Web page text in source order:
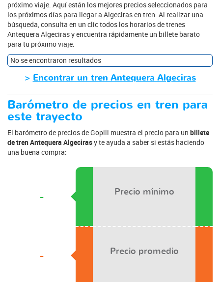
próximo viaje. Aquí están los mejores precios seleccionados para
los próximos días para llegar a Algeciras en tren. Al realizar una
búsqueda, consulta en un clic todos los horarios de trenes
Antequera Algeciras y encuentra rápidamente un billete barato
para tu próximo viaje.
No se encontraron resultados
> Encontrar un tren Antequera Algeciras
Barómetro de precios en tren para
este trayecto
El barómetro de precios de Gopili muestra el precio para un billete
de tren Antequera Algecirasy te ayuda a saber si estás haciendo
una buena compra:
-
-
Precio mínimo
Precio promedio